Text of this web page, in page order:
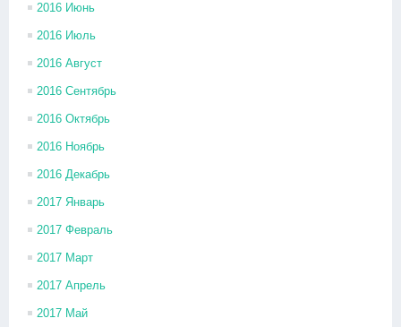
2016 Июнь
2016 Июль
2016 Август
2016 Сентябрь
2016 Октябрь
2016 Ноябрь
2016 Декабрь
2017 Январь
2017 Февраль
2017 Март
2017 Апрель
2017 Май